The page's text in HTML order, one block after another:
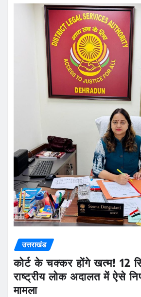
उत्तराखंड
कोर्ट के चक्कर होंगे खत्म! 12
राष्ट्रीय लोक अदालत में ऐसे
मामला